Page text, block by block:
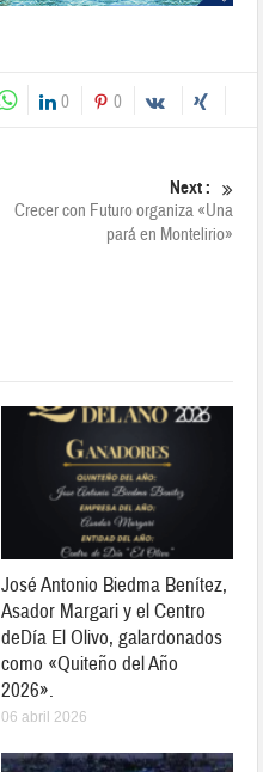
0 0
Next :
Crecer con Futuro organiza «Una
pará en Montelirio»
José Antonio Biedma Benítez,
Asador Margari y el Centro
deDía El Olivo, galardonados
como «Quiteño del Año
2026».
06 abril 2026